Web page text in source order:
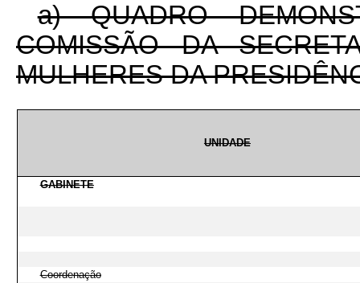
a) QUADRO
COMISSÃO DA
MULHERES DA
UNIDADE
GABINETE
Coordenação